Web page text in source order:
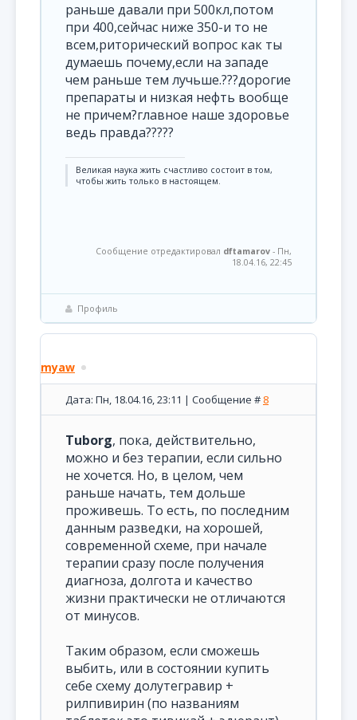
раньше давали при 500кл,потом
при 400,сейчас ниже 350-и то не
всем,риторический вопрос как ты
думаешь почему,если на западе
чем раньше тем лучьше.???дорогие
препараты и низкая нефть вообще
не причем?главное наше здоровье
ведь правда?????
Великая наука жить счастливо состоит в том,
чтобы жить только в настоящем.
Сообщение отредактировал dftamarov - Пн,
18.04.16, 22:45
Профиль
myaw
Дата: Пн, 18.04.16, 23:11 | Сообщение # 8
Tuborg, пока, действительно,
можно и без терапии, если сильно
не хочется. Но, в целом, чем
раньше начать, тем дольше
проживешь. То есть, по последним
данным разведки, на хорошей,
современной схеме, при начале
терапии сразу после получения
диагноза, долгота и качество
жизни практически не отличаются
от минусов.
Таким образом, если сможешь
выбить, или в состоянии купить
себе схему долутегравир +
рилпивирин (по названиям